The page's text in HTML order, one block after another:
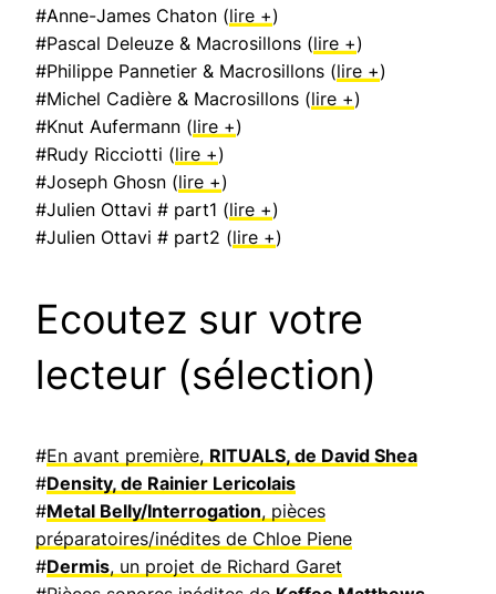
#Anne-James Chaton (lire +)
#Pascal Deleuze & Macrosillons (lire +)
#Philippe Pannetier & Macrosillons (lire +)
#Michel Cadière & Macrosillons (lire +)
#Knut Aufermann (lire +)
#Rudy Ricciotti (lire +)
#Joseph Ghosn (lire +)
#Julien Ottavi # part1 (lire +)
#Julien Ottavi # part2 (lire +)
Ecoutez sur votre
lecteur (sélection)
#En avant première, RITUALS, de David Shea
#Density, de Rainier Lericolais
#Metal Belly/Interrogation, pièces
préparatoires/inédites de Chloe Piene
#Dermis, un projet de Richard Garet